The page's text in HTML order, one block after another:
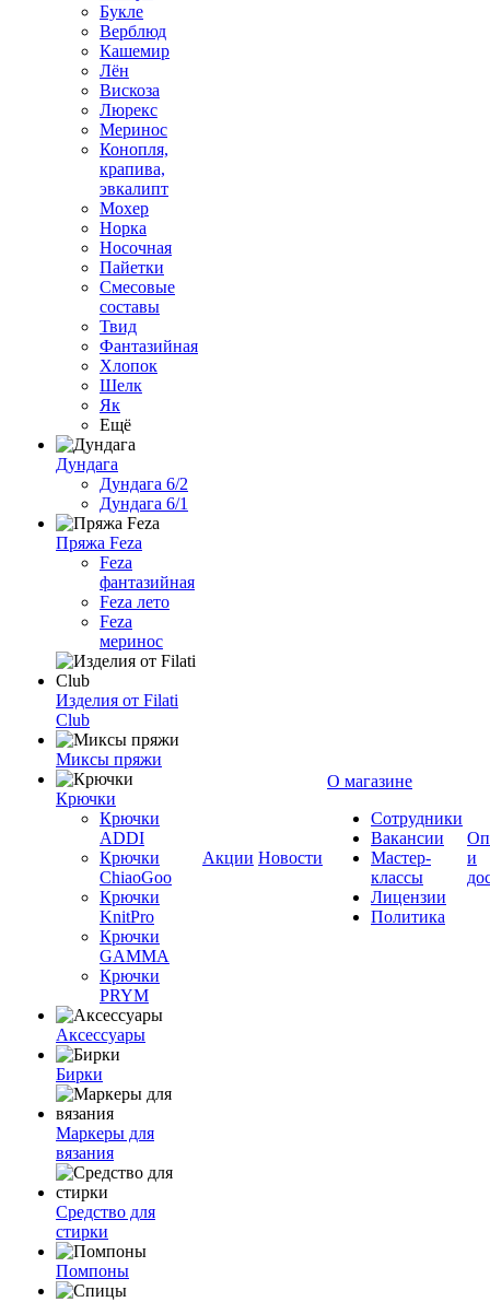
Букле
Верблюд
Кашемир
Лён
Вискоза
Люрекс
Меринос
Конопля,
крапива,
эвкалипт
Мохер
Норка
Носочная
Пайетки
Смесовые
составы
Твид
Фантазийная
Хлопок
Шелк
Як
Ещё
Дундага
Дундага 6/2
Дундага 6/1
Пряжа Feza
Feza
фантазийная
Feza лето
Feza
меринос
Изделия от Filati
Club
Миксы пряжи
Крючки
Крючки
ADDI
Крючки
ChiaoGoo
Крючки
KnitPro
Крючки
GAMMA
Крючки
PRYM
Аксессуары
Бирки
Маркеры для
вязания
Средство для
стирки
Помпоны
Акции Новости
О магазине
Сотрудники
Вакансии
Мастер-
классы
Лицензии
Политика
и